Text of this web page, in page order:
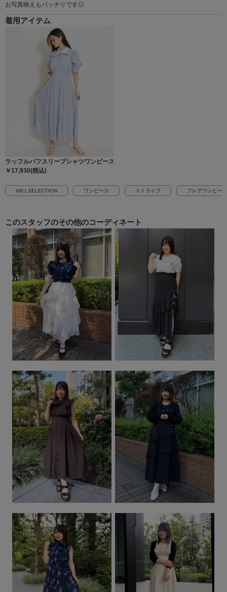
お写真映えもバッチリです◎
着用アイテム
ラッフルパフスリーブシャツワンピース
￥17,930(税込)
WILLSELECTION ワンピース ストライプ フレアワンピース
このスタッフのその他のコーディネート